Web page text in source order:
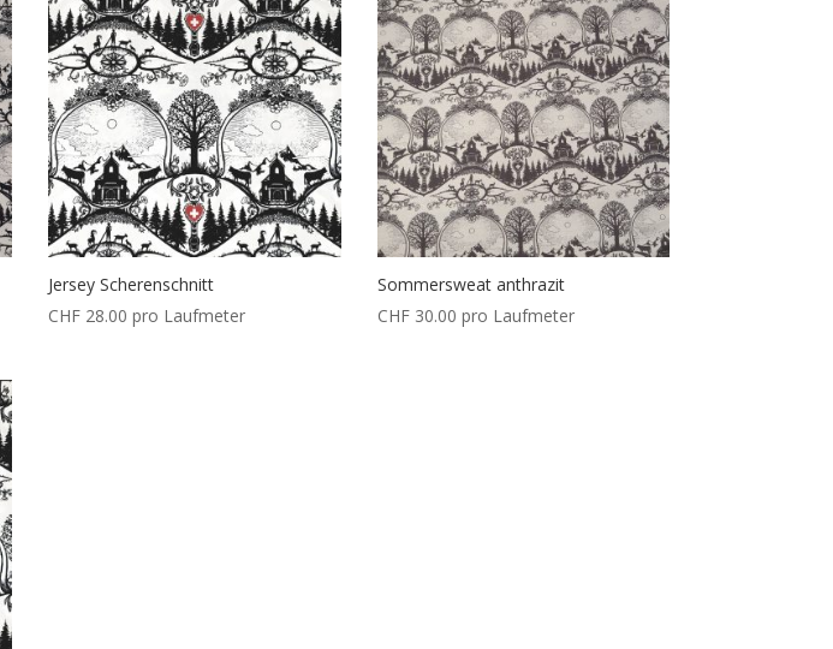
Jersey Scherenschnitt
CHF 28.00 pro Laufmeter
Sommersweat anthrazit
CHF30.00 pro Laufmeter